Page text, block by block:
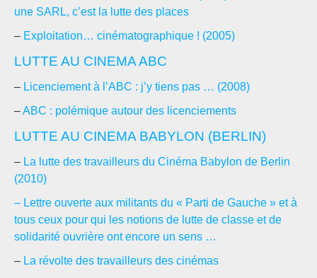
une SARL, c’est la lutte des places
– Exploitation… cinématographique ! (2005)
LUTTE AU CINEMA ABC
– Licenciement à l’ABC : j’y tiens pas … (2008)
–ABC : polémique autour des licenciements
LUTTE AU CINEMA BABYLON (BERLIN)
– La lutte des travailleurs du Cinéma Babylon de Berlin
(2010)
– Lettre ouverte aux militants du « Parti de Gauche » et à
tous ceux pour qui les notions de lutte de classe et de
solidarité ouvrière ont encore un sens …
– La révolte des travailleurs des cinémas